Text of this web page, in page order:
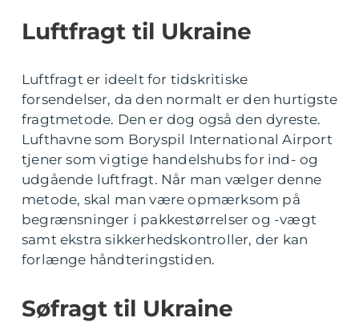
Luftfragt til Ukraine
Luftfragt er ideelt for tidskritiske
forsendelser, da den normalt er den hurtigste
fragtmetode. Den er dog også den dyreste.
Lufthavne som Boryspil International Airport
tjener som vigtige handelshubs for ind- og
udgående luftfragt. Når man vælger denne
metode, skal man være opmærksom på
begrænsninger i pakkestørrelser og -vægt
samt ekstra sikkerhedskontroller, der kan
forlænge håndteringstiden.
Søfragt til Ukraine